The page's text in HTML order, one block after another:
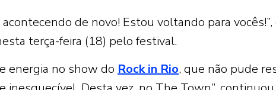
de novo! Estou voltando para
terça-feira (18) pelo festival.
energia no show do Rock in Rio, que não pude